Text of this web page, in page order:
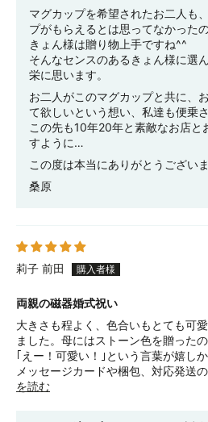
マグカップを希望されたお二人も
プがもらえるとは思ってなかった
きょん様は贈り物上手ですね^^
そんなセンスのあるきょん様に選
栄に思います。
お二人がこのマグカップと共に、
て欲しいという想い、私達も便乗
この先も10年20年と素敵なお店と
すように…
この度は本当にありがとうござい
桑原
莉子 前田
両親の磁器婚式祝い
大きさも程よく、色合いもとても可
ました。母にはストーン色を贈った
｢えー！可愛い！｣という言葉が嬉し
メッセージカードや梱包、対応発送
を読む